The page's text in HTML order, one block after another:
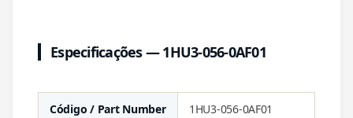
Especificações — 1HU3-056-0AF01
Código / Part Number 1HU3-056-0AF01